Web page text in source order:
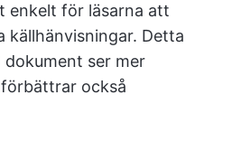
enkelt för läsarna att
källhänvisningar. Detta
ser mer
också